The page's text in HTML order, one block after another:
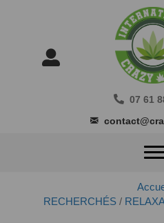
07 61
RECHERCHÉS /